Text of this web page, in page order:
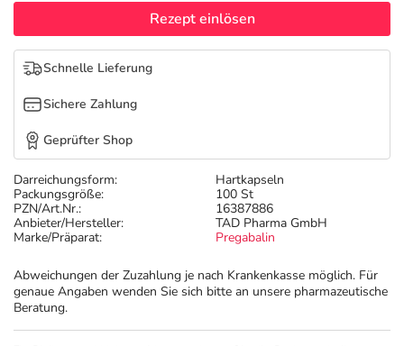
Tierapotheke
Vitamine & Mineralstoffe
Marken
Salus Deals
Darreichungsform:
Hartkapseln
Packungsgröße:
100 St
PZN/Art.Nr.:
16387886
Anbieter/Hersteller:
TAD Pharma GmbH
Marke/Präparat:
Pregabalin
Abweichungen der Zuzahlung je nach Krankenkasse möglich. Für
genaue Angaben wenden Sie sich bitte an unsere pharmazeutische
Beratung.
Rezept einlösen
Schnelle Lieferung
Sichere Zahlung
Geprüfter Shop